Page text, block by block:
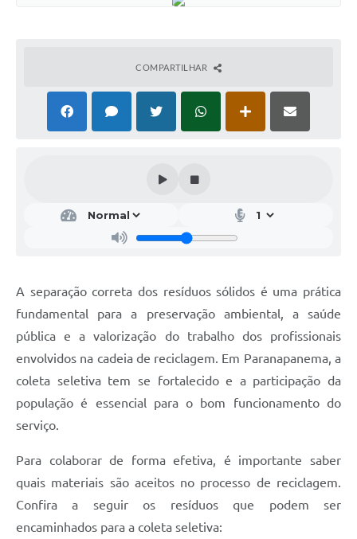
Transparência
Diário Oficial
COMPARTILHAR
A separação correta dos resíduos sólidos é uma prática
fundamental para a preservação ambiental, a saúde
pública e a valorização do trabalho dos profissionais
envolvidos na cadeia de reciclagem. Em Paranapanema, a
coleta seletiva tem se fortalecido e a participação da
população é essencial para o bom funcionamento do
serviço.
Para colaborar de forma efetiva, é importante saber
quais materiais são aceitos no processo de reciclagem.
Confira a seguir os resíduos que podem ser
encaminhados para a coleta seletiva: